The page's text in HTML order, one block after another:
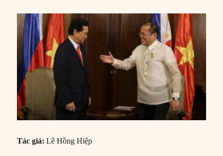
Tác giả:Lê Hồng Hiệp